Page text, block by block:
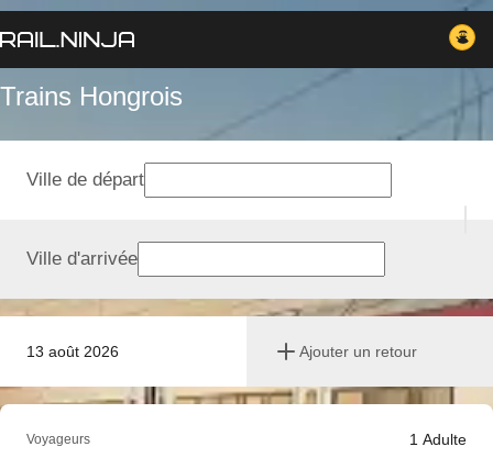
Trains Hongrois
13 août 2026 Ajouter un retour
Ville de départ
Ville d'arrivée
Voyageurs 1 Adulte